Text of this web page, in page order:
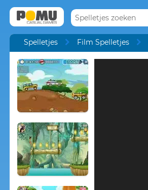
Spelletjes Film Spelletjes